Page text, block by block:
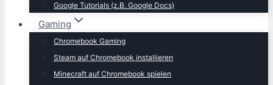
Google Tutorials (z.B. Google Docs)
Gaming
Chromebook Gaming
Steam auf Chromebook installieren
Minecraft auf Chromebook spielen